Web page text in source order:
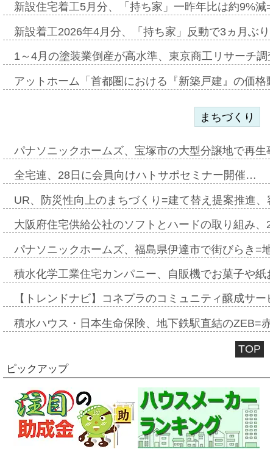
新設住宅着工5月分、「持ち家」一昨年比は約9%
新設着工2026年4月分、「持ち家」反動で3ヵ月ぶ
1～4月の塗装業倒産が高水準、東京商工リサーチ
アットホーム「首都圏における『新築戸建』の価
まちづくり
パナソニックホームズ、宝塚市の大型分譲地で再
全宅連、28日に会員向けハトサポセミナー開催…
UR、防災性向上のまちづくり=建て替え提案推進
大阪府住宅供給公社のソフトとハードの取り組み
パナソニックホームズ、福島県伊達市で街びらき=
積水化学工業住宅カンパニー、自販機でお菓子や
【トレンドナビ】コネプラのコミュニティ醸成サ
積水ハウス・日本生命保険、地下鉄駅直結のZEB=
TOP
ピックアップ